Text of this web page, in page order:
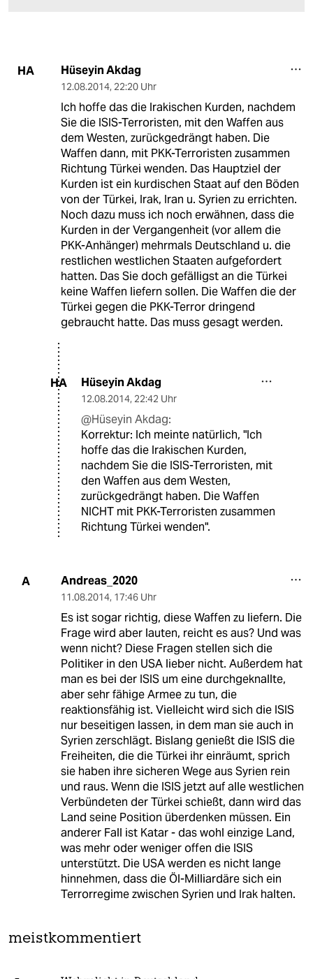
HA Hüseyin Akdag
12.08.2014, 22:20 Uhr
Ich hoffe das die Irakischen Kurden, nachdem
Sie die ISIS-Terroristen, mit den Waffen aus
dem Westen, zurückgedrängt haben. Die
Waffen dann, mit PKK-Terroristen zusammen
Richtung Türkei wenden. Das Hauptziel der
Kurden ist ein kurdischen Staat auf den Böden
von der Türkei, Irak, Iran u. Syrien zu errichten.
Noch dazu muss ich noch erwähnen, dass die
Kurden in der Vergangenheit (vor allem die
PKK-Anhänger) mehrmals Deutschland u. die
restlichen westlichen Staaten aufgefordert
hatten. Das Sie doch gefälligst an die Türkei
keine Waffen liefern sollen. Die Waffen die der
Türkei gegen die PKK-Terror dringend
gebraucht hatte. Das muss gesagt werden.
HA Hüseyin Akdag
12.08.2014, 22:42 Uhr
@Hüseyin Akdag:
Korrektur: Ich meinte natürlich, "Ich
hoffe das die Irakischen Kurden,
nachdem Sie die ISIS-Terroristen, mit
den Waffen aus dem Westen,
zurückgedrängt haben. Die Waffen
NICHT mit PKK-Terroristen zusammen
Richtung Türkei wenden".
A Andreas_2020
11.08.2014, 17:46 Uhr
Es ist sogar richtig, diese Waffen zu liefern. Die
Frage wird aber lauten, reicht es aus? Und was
wenn nicht? Diese Fragen stellen sich die
Politiker in den USA lieber nicht. Außerdem hat
man es bei der ISIS um eine durchgeknallte,
aber sehr fähige Armee zu tun, die
reaktionsfähig ist. Vielleicht wird sich die ISIS
nur beseitigen lassen, in dem man sie auch in
Syrien zerschlägt. Bislang genießt die ISIS die
Freiheiten, die die Türkei ihr einräumt, sprich
sie haben ihre sicheren Wege aus Syrien rein
und raus. Wenn die ISIS jetzt auf alle westlichen
Verbündeten der Türkei schießt, dann wird das
Land seine Position überdenken müssen. Ein
anderer Fall ist Katar - das wohl einzige Land,
was mehr oder weniger offen die ISIS
unterstützt. Die USA werden es nicht lange
hinnehmen, dass die Öl-Milliardäre sich ein
Terrorregime zwischen Syrien und Irak halten.
meistkommentiert